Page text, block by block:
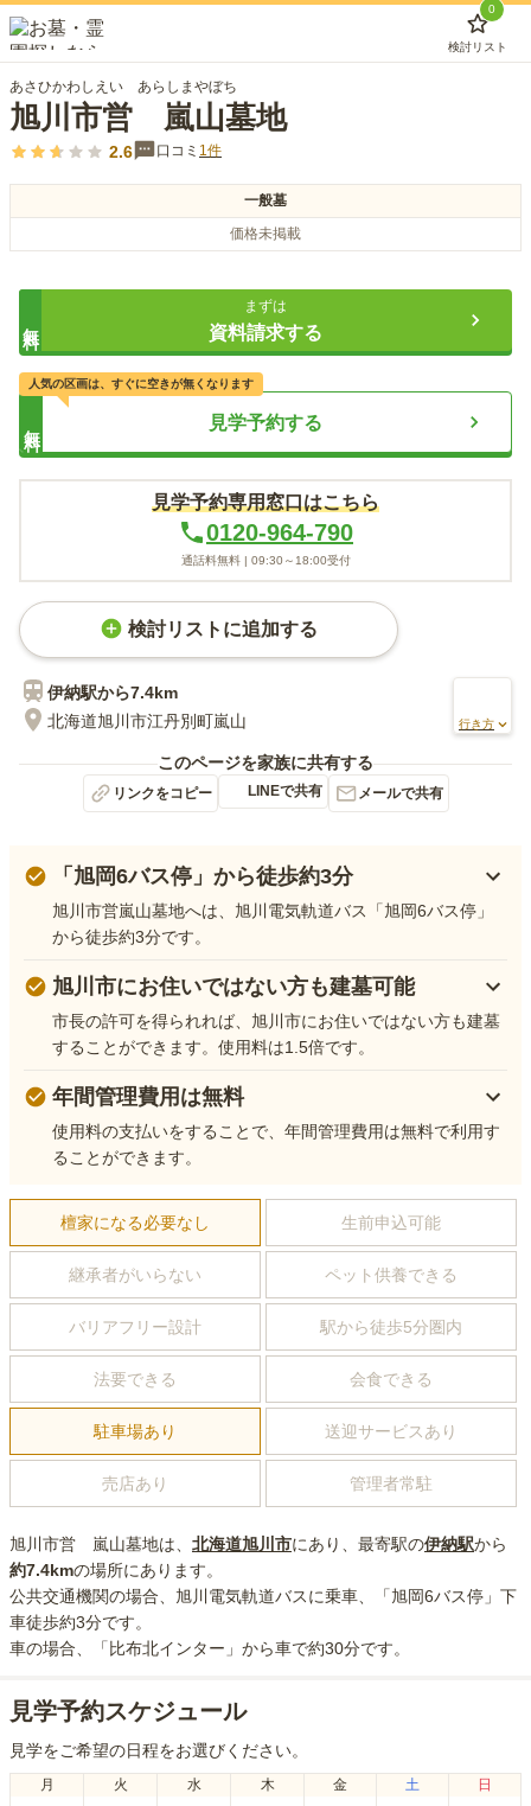
0
検討リスト
あさひかわしえい あらしまやぼち
旭川市営 嵐山墓地
2.6 口コミ 1件
一般墓
価格未掲載
まずは
資料請求する
見学予約する
人気の区画は、すぐに空きが無くなります
見学予約専用窓口はこちら
0120-964-790
通話料無料 | 09:30～18:00受付
検討リストに追加する
伊納駅から7.4km
北海道旭川市江丹別町嵐山
行き方
このページを家族に共有する
リンクをコピー LINEで共有 メールで共有
「旭岡6バス停」から徒歩約3分
旭川市営嵐山墓地へは、旭川電気軌道バス「旭岡6バス停」
から徒歩約3分です。
旭川市にお住いではない方も建墓可能
市長の許可を得られれば、旭川市にお住いではない方も建墓
することができます。使用料は1.5倍です。
年間管理費用は無料
使用料の支払いをすることで、年間管理費用は無料で利用す
ることができます。
檀家になる必要なし 生前申込可能
継承者がいらない ペット供養できる
バリアフリー設計 駅から徒歩5分圏内
法要できる 会食できる
駐車場あり 送迎サービスあり
売店あり 管理者常駐
旭川市営 嵐山墓地は、 北海道旭川市にあり 、最寄駅の伊納駅から
約7.4kmの場所にあり ます。
公共交通機関の場合 、旭川電気軌道バスに乗車、「旭岡6バス停」下
車徒歩約3分です。
車の場合 、「比布北インター」から車で約30分です。
見学予約スケジュール
見学をご希望の日程をお選びください。
月 火 水 木 金 土 日